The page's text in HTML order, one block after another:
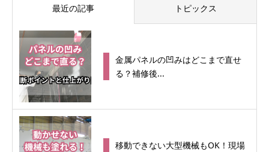
最近の記事 トピックス
金属パネルの凹みはどこまで直せ
る？補修後...
移動できない大型機械もOK！現場